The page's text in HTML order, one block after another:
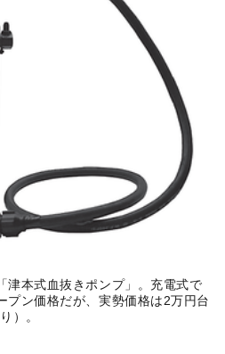
津本式血抜きポンプ」。充電式で
プン価格だが、実勢価格は2万円台
）。